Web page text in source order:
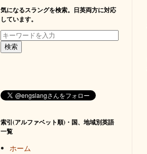
気になるスラングを検索。日英両方に対応
しています。
索引(アルファベット順)・国、地域別英語
一覧
ホーム